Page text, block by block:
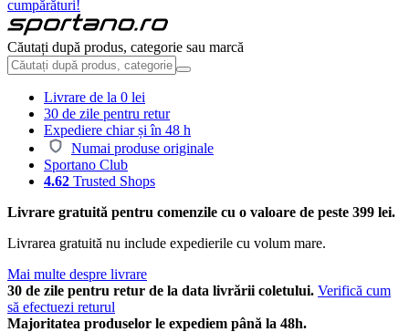
cumpărături!
Căutați după produs, categorie sau marcă
Livrare de la 0 lei
30 de zile pentru retur
Expediere chiar și în 48 h
Numai produse originale
Sportano Club
4.62 Trusted Shops
Livrare gratuită pentru comenzile cu o valoare de peste 399 lei.
Livrarea gratuită nu include expedierile cu volum mare.
Mai multe despre livrare
30 de zile pentru retur de la data livrării coletului. Verifică cum
să efectuezi returul
Majoritatea produselor le expediem până la 48h.